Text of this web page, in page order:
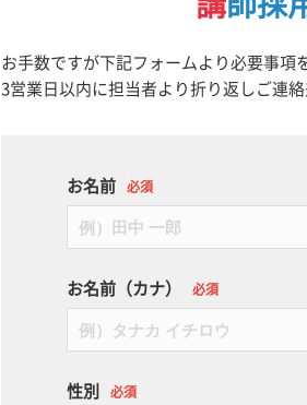
お手数ですが下記フォームより必要事項
3営業日以内に担当者より折り返しご連絡
お名前 必須
お名前（カナ） 必須
性別 必須